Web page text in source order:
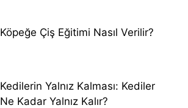
Köpeğe Çiş Eğitimi Nasıl Verilir?
Kedilerin Yalnız Kalması: Kediler
Ne Kadar Yalnız Kalır?